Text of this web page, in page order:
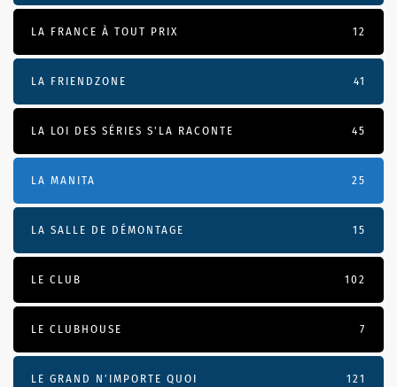
LA FRANCE À TOUT PRIX 12
LA FRIENDZONE 41
LA LOI DES SÉRIES S'LA RACONTE 45
LA MANITA 25
LA SALLE DE DÉMONTAGE 15
LE CLUB 102
LE CLUBHOUSE 7
LE GRAND N’IMPORTE QUOI 121